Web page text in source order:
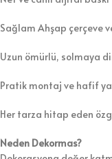
Sağlam Ahşap çerçeve
Uzun ömürlü, solmaya
Pratik montaj ve hafif
Her tarza hitap eden
Neden Dekormas?